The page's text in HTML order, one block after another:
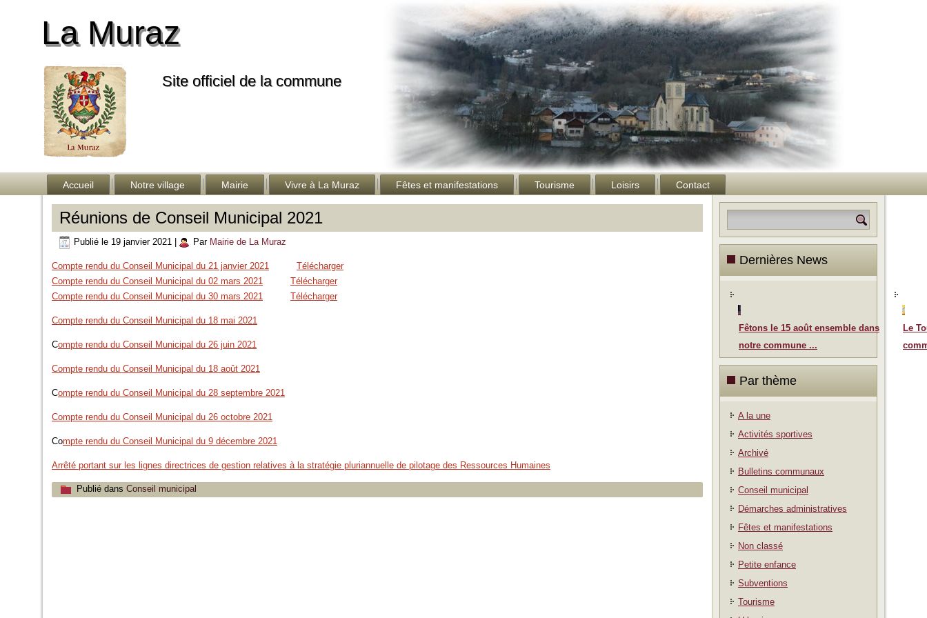
La Muraz
Site officiel de la commune
Accueil Notre village Mairie Vivre à La Muraz Fêtes et manifestations Tourisme Loisirs Contact
Réunions de Conseil Municipal 2021
Publié le 19 janvier 2021 Par Mairie de La Muraz
Compte rendu du Conseil Municipal du 21 janvier 2021
Télécharger
Compte rendu du Conseil Municipal du 02 mars 2021
Télécharger
Compte rendu du Conseil Municipal du 30 mars 2021
Télécharger
Compte rendu du Conseil Municipal du 18 mai 2021
Compte rendu du Conseil Municipal du 26 juin 2021
Compte rendu du Conseil Municipal du 18 août 2021
Compte rendu du Conseil Municipal du 28 septembre 2021
Compte rendu du Conseil Municipal du 26 octobre 2021
Compte rendu du Conseil Municipal du 9 décembre 2021
Arrêté portant sur les lignes directrices de gestion relatives à la stratégie pluriannuelle de pilotage des Ressources Humaines
Publié dans Conseil municipal
Dernières News
Fêtons le 15 août ensemble dans
notre commune ...
Le
Par thème
A la une
Activités sportives
Archivé
Bulletins communaux
Conseil municipal
Démarches administratives
Fêtes et manifestations
Non classé
Petite enfance
Subventions
Tourisme